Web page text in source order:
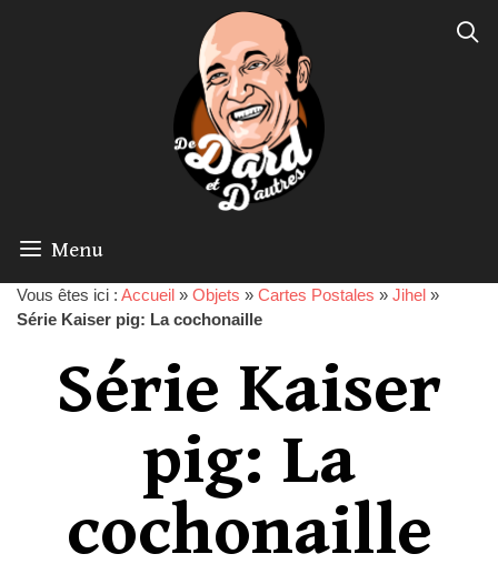
Menu
Vous êtes ici : Accueil » Objets » Cartes Postales » Jihel »
Série Kaiser pig: La cochonaille
Série Kaiser
pig: La
cochonaille